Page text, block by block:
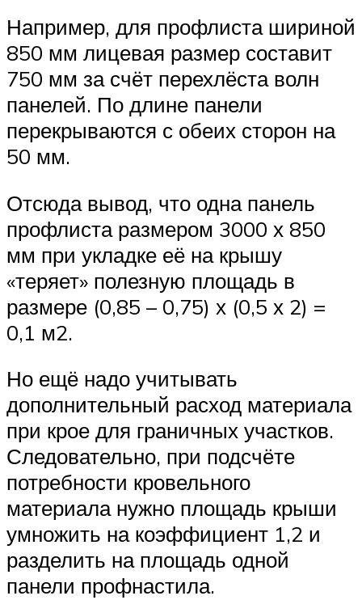
Например, для профлиста шириной
850 мм лицевая размер составит
750 мм за счёт перехлёста волн
панелей. По длине панели
перекрываются с обеих сторон на
50 мм.
Отсюда вывод, что одна панель
профлиста размером 3000 х 850
мм при укладке её на крышу
«теряет» полезную площадь в
размере (0,85 – 0,75) х (0,5 х 2) =
0,1 м2.
Но ещё надо учитывать
дополнительный расход материала
при крое для граничных участков.
Следовательно, при подсчёте
потребности кровельного
материала нужно площадь крыши
умножить на коэффициент 1,2 и
разделить на площадь одной
панели профнастила.